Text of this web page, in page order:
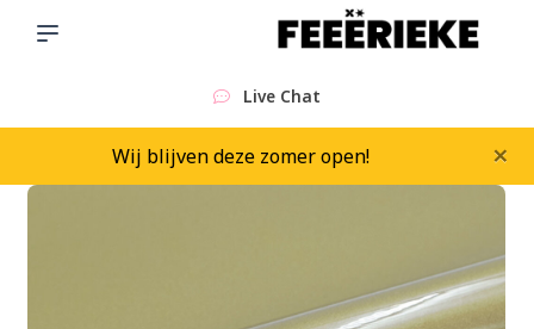
Sinds 2015
Wij blijven deze zomer open! ×